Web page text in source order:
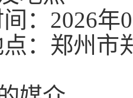
：2026年0
：郑州市